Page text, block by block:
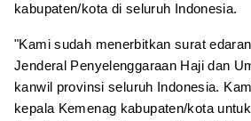
kabupaten/kota di seluruh Indonesia.
"Kami sudah menerbitkan surat
Jenderal Penyelenggaraan Haji dan
kanwil provinsi seluruh Indonesia.
kepala Kemenag kabupaten/kota